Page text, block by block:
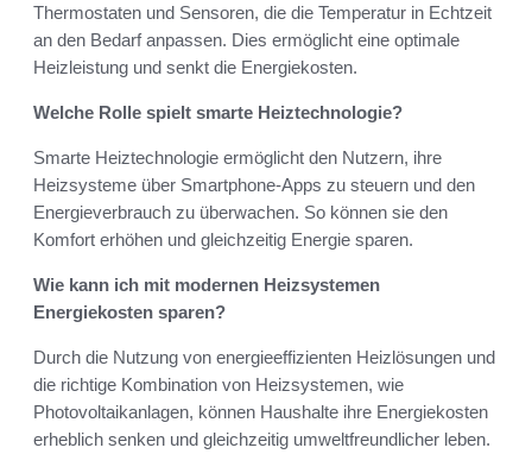
Thermostaten und Sensoren, die die Temperatur in Echtzeit
an den Bedarf anpassen. Dies ermöglicht eine optimale
Heizleistung und senkt die Energiekosten.
Welche Rolle spielt smarte Heiztechnologie?
Smarte Heiztechnologie ermöglicht den Nutzern, ihre
Heizsysteme über Smartphone-Apps zu steuern und den
Energieverbrauch zu überwachen. So können sie den
Komfort erhöhen und gleichzeitig Energie sparen.
Wie kann ich mit modernen Heizsystemen
Energiekosten sparen?
Durch die Nutzung von energieeffizienten Heizlösungen und
die richtige Kombination von Heizsystemen, wie
Photovoltaikanlagen, können Haushalte ihre Energiekosten
erheblich senken und gleichzeitig umweltfreundlicher leben.